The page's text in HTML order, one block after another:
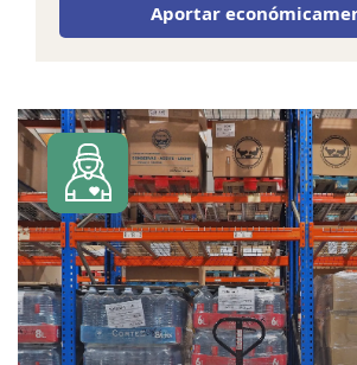
Aportar